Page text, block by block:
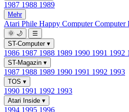
1987 1988 1989
Mehr
Atari Phile Happy ComputerComputer
🌞 🌙
☰
ST-Computer ▾
1986 1987 1988 1989 1990 1991 1992
ST-Magazin ▾
1987 1988 1989 1990 1991 1992 1993
TOS ▾
1990 1991 1992 1993
Atari Inside ▾
1994 1995 1996